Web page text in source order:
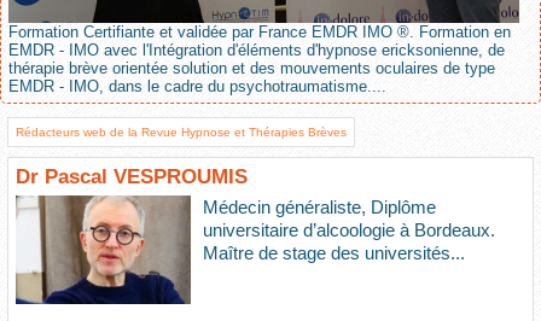
Formation Certifiante et validée par France EMDR IMO ®. Formation en
EMDR - IMO avec l'Intégration d'éléments d'hypnose ericksonienne, de
thérapie brève orientée solution et des mouvements oculaires de type
EMDR - IMO, dans le cadre du psychotraumatisme....
Rédacteurs web de la Revue Hypnose et Thérapies Brèves
Dr Pascal VESPROUMIS
Médecin généraliste, Diplôme
universitaire d’alcoologie à Bordeaux.
Maître de stage des universités...